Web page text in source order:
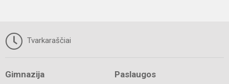
Tvarkaraščiai
Gimnazija Paslaugos